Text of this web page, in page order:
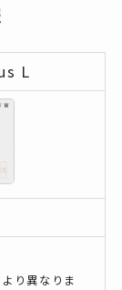
L
り異なりま